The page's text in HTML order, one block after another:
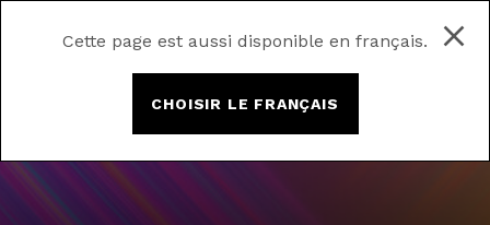
Cette page est aussi disponible en français.
CHOISIR LE FRANÇAIS